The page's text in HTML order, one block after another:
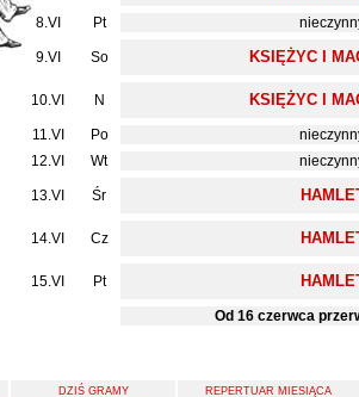
8.VI Pt
9.VI So KSIĘŻYC I
10.VI N KSIĘŻYC I
11.VI Po
12.VI
Wt
13.VI Śr
14.VI Cz
15.VI Pt
Od 16 czerwca
DZIŚ GRAMY
REPERTUAR MIESIĄCA